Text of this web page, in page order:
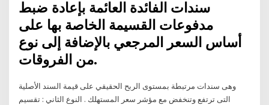
سندات الفائدة العائمة بإعادة ضبط
مدفوعات القسيمة الخاصة بها على
أساس السعر المرجعي بالإضافة إلى نوع
من الفروقات.
وهى سندات مرتبطة بمستوى الربح الحقيقي على قيمة السند الأصلية
التى ترتفع وتنخفض مع مؤشر سعر المستهلك . النوع الثاني : تقسيم